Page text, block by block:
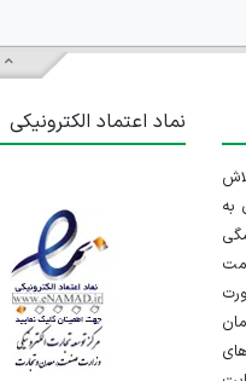
تلاش
به
نماد اعتماد الکترونیکی